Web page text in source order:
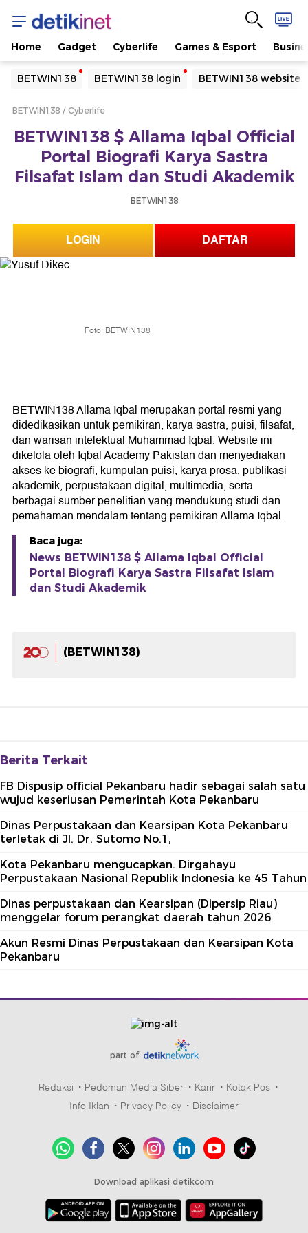
Home Gadget Cyberlife Games & Esport
BETWIN138 BETWIN138 login BETWIN138 website
Yang sedang ramai dicari
Loading...
Loading...
BETWIN138 Cyberlife
BETWIN138 $ Allama Iqbal Official
Portal Biografi Karya Sastra
Filsafat Islam dan Studi Akademik
BETWIN138
LOGIN DAFTAR
Foto: BETWIN138
BETWIN138 Allama Iqbal merupakan portal resmi yang
didedikasikan untuk pemikiran, karya sastra, puisi, filsafat,
dan warisan intelektual Muhammad Iqbal. Website ini
dikelola oleh Iqbal Academy Pakistan dan menyediakan
akses ke biografi, kumpulan puisi, karya prosa, publikasi
akademik, perpustakaan digital, multimedia, serta
berbagai sumber penelitian yang mendukung studi dan
pemahaman mendalam tentang pemikiran Allama Iqbal.
Baca juga:
News BETWIN138 $ Allama Iqbal Official
Portal Biografi Karya Sastra Filsafat Islam
dan Studi Akademik
(BETWIN138)
Berita Terkait
FB Dispusip official Pekanbaru hadir sebagai salah satu
wujud keseriusan Pemerintah Kota Pekanbaru
Dinas Perpustakaan dan Kearsipan Kota Pekanbaru
terletak di Jl. Dr. Sutomo No.1,
Kota Pekanbaru mengucapkan. Dirgahayu
Perpustakaan Nasional Republik Indonesia ke 45 Tahun
Dinas perpustakaan dan Kearsipan (Dipersip Riau)
menggelar forum perangkat daerah tahun 2026
Akun Resmi Dinas Perpustakaan dan Kearsipan Kota
Pekanbaru
part of
Redaksi Pedoman Media Siber Karir
Kotak Pos
Info Iklan
Privacy Policy Disclaimer
Download aplikasi detikcom